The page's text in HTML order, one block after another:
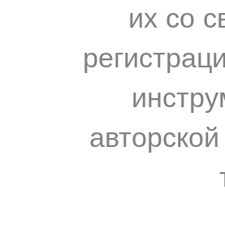
их со